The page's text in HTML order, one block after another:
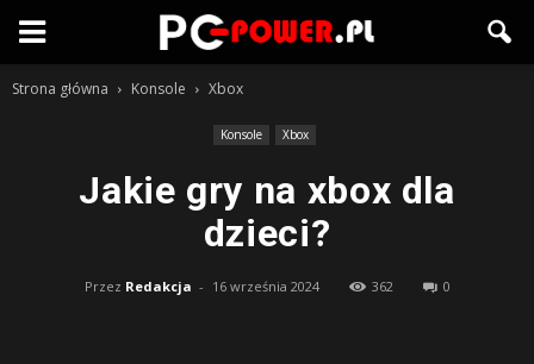
Strona główna Konsole Xbox
Konsole Xbox
Jakie gry na xbox dla
dzieci?
Przez Redakcja - 16 września 2024 362 0